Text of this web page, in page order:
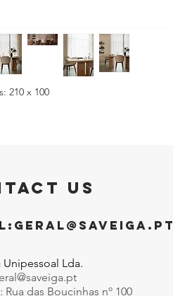
210 x 100
US
GERAL@SAVEIGA.PT
Unipessoal Lda.
Rua das Boucinhas nº 100